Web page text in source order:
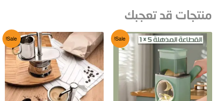
منتجات قد تعجبك
Sale!
Sale!